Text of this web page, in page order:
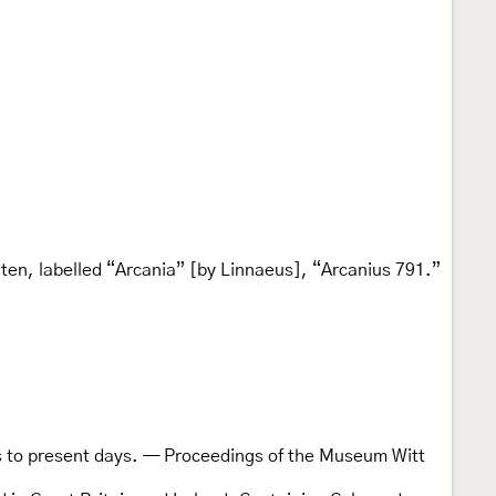
labelled “Arcania” [by Linnaeus], “Arcanius 791.”
present days. — Proceedings of the Museum Witt